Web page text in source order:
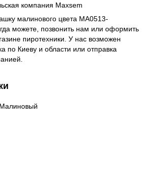
компания Maxsem
малинового цвета MA0513-
можете, позвонить нам или оформить
пиротехники . У нас возможен
по Киеву и области или отправка
Малиновый